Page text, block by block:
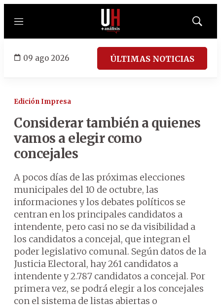
Menú
Mostrar
09 ago 2026 ÚLTIMAS NOTICIAS
Edición Impresa
Considerar también a quienes
vamos a elegir como
concejales
A pocos días de las próximas elecciones
municipales del 10 de octubre, las
informaciones y los debates políticos se
centran en los principales candidatos a
intendente, pero casi no se da visibilidad a
los candidatos a concejal, que integran el
poder legislativo comunal. Según datos de la
Justicia Electoral, hay 261 candidatos a
intendente y 2.787 candidatos a concejal. Por
primera vez, se podrá elegir a los concejales
con el sistema de listas abiertas o